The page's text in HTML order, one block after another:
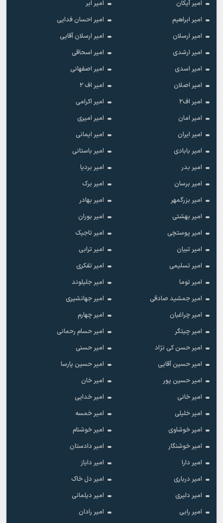
امیر آیکان
امیر ابر
امیر ابراهیم
امیر احسان فدایی
امیر ارسلان
امیر ارسلان آقایی
امیر ارشدی
امیر اسحاقی
امیر اسدی
امیر اصفهانی
امیر اصلان
امیر اف ۲
امیر اف۲
امیر اکرامی
امیر امان
امیر امیری
امیر ایران
امیر ایمانی
امیر بابادی
امیر باستانی
امیر بدر
امیر بردیا
امیر برسان
امیر برک
امیر بزرگمهر
امیر بهادر
امیر بهشتی
امیر بوران
امیر پوستچی
امیر تاجیک
امیر تبیان
امیر ترابی
امیر تسلیمی
امیر تفکری
امیر توما
امیر جلیلوند
امیر جمشید صادقی
امیر جهانشیری
امیر چراغیان
امیر چهارم
امیر چیتگر
امیر حسام رحمانی
امیر حسن کی نژاد
امیر حسنی
امیر حسین آقایی
امیر حسین پارسا
امیر حسین پور
امیر خان
امیر خانی
امیر خدایی
امیر خلیلی
امیر خمسه
امیر خوشاوی
امیر خوشنام
امیر خوشنگار
امیر دادستان
امیر دارا
امیر دایاز
امیر درباری
امیر دل خاک
امیر دلیری
امیر دیلمانی
امیر رابی
امیر رادان